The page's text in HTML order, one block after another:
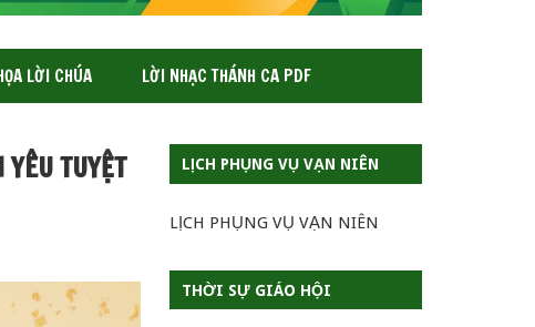
LỜI CHÚA LỜI NHẠC THÁNH CA PDF
TUYỆT
LỊCH PHỤNG VỤ VẠN NIÊN
LỊCH PHỤNG VỤ VẠN NIÊN
THỜI SỰ GIÁO HỘI